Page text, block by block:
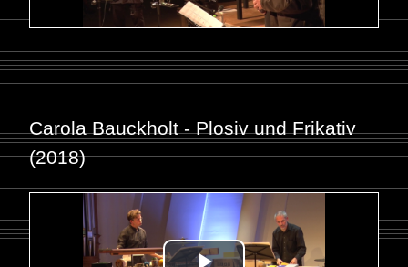
Carola Bauckholt - Plosiv und Frikativ
(2018)